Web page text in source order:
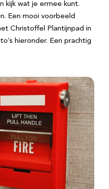
kijk wat je ermee kunt.
Een mooi voorbeeld
Christoffel Plantijnpad in
hieronder. Een prachtig